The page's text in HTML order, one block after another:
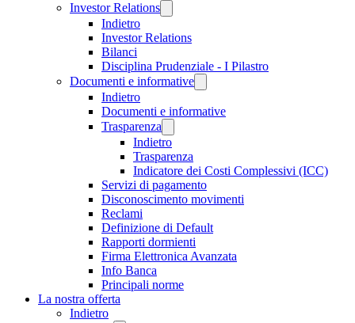
Investor Relations
Indietro
Investor Relations
Bilanci
Disciplina Prudenziale - I Pilastro
Documenti e informative
Indietro
Documenti e informative
Trasparenza
Indietro
Trasparenza
Indicatore dei Costi Complessivi (ICC)
Servizi di pagamento
Disconoscimento movimenti
Reclami
Definizione di Default
Rapporti dormienti
Firma Elettronica Avanzata
Info Banca
Principali norme
La nostra offerta
Indietro